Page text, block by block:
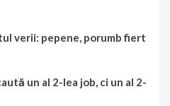
verii: pepene, porumb fiert
un al 2-lea job, ci un al 2-